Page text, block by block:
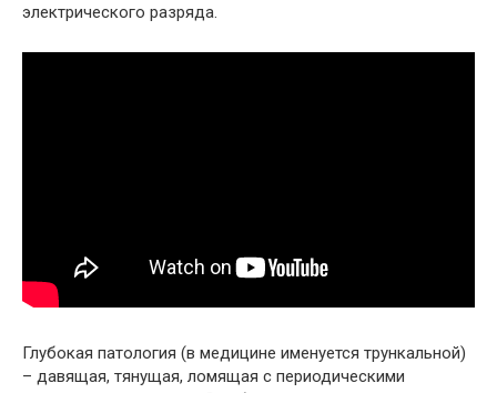
электрического разряда.
Глубокая патология (в медицине именуется трункальной)
– давящая, тянущая, ломящая с периодическими